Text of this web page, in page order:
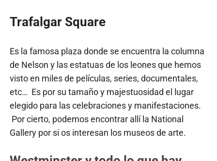
Trafalgar Square
Es la famosa plaza donde se encuentra la columna
de Nelson y las estatuas de los leones que hemos
visto en miles de películas, series, documentales,
etc… Es por su tamaño y majestuosidad el lugar
elegido para las celebraciones y manifestaciones.
Por cierto, podemos encontrar allí la National
Gallery por si os interesan los museos de arte.